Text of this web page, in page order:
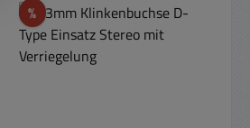
%Rabatt